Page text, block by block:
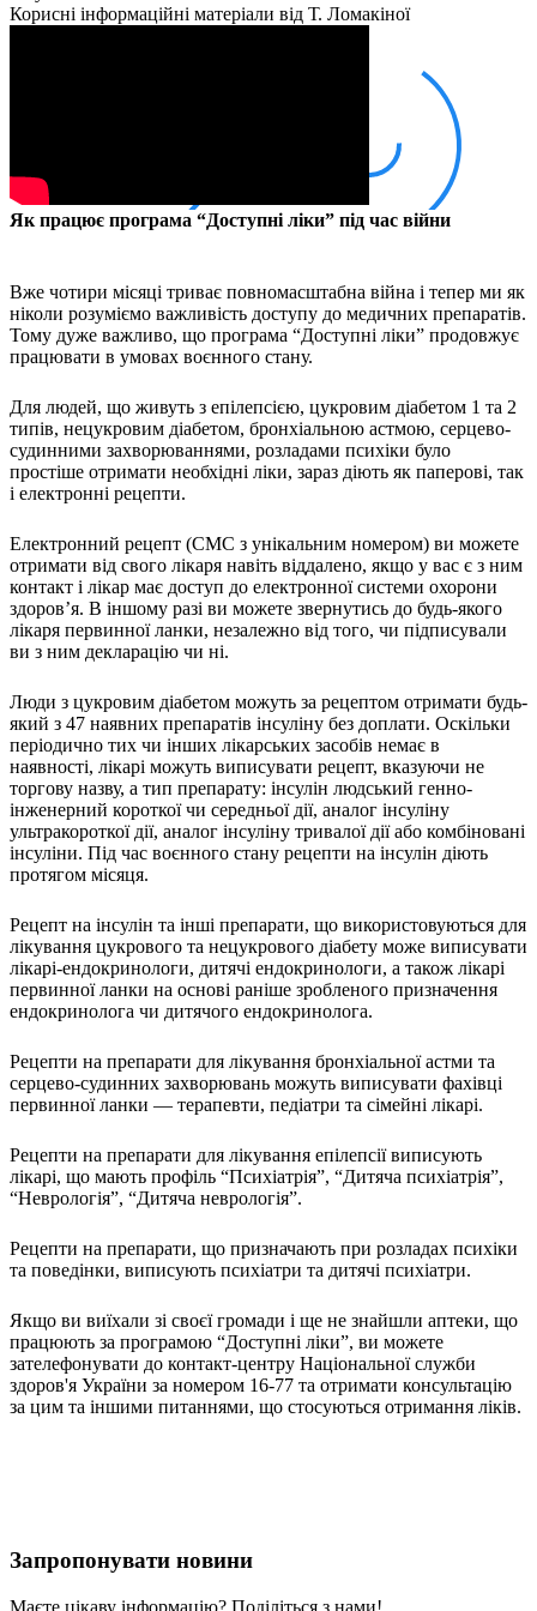
Кадрові зміни
Працевлаштування
Все про УТОГ: ваші права, послуги та підтримка:
Брифінги
Корисні інформаційні матеріали від Т. Ломакіної
Про УТОГ
Керівництво УТОГ
Громадські ради УТОГ ⩺
Всеукраїнська Рада голів обласних
Всеукраїнська Рада ветеранів УТОГ
Всеукраїнська Рада перекладачів жестової
мови УТОГ
Всеукраїнська Рада директорів УТОГ
Молодіжні лідери УТОГ
Ветерани УТОГ
Мережа УТОГ
Підприємства УТОГ
Рекорди УТОГ
Видання УТОГ
Посилання сторінок УТОГ
Контакти
Навчальні програми
Дошкільна освіта
Загальна освіта
Для абітурієнтів
Уроки
Правознавство
Я досліджую світ
Реєстр перекладачів жестової мови Українського
товариства глухих
"Сервіс УТОГ"
Атестація
Безбар'єрність для глухих
Волинська область
Дніпропетровська область
Донецька область
Житомирська область
Закарпатська область
Івано-Франківська область
Київ
Київська область
Кіровоградська область
Сумська область
Тернопільська область
Корисні інформаційні матеріали від Т. Ломакіної
Як працює програма “Доступні ліки” під час війни
Вже чотири місяці триває повномасштабна війна і тепер ми як
ніколи розуміємо важливість доступу до медичних препаратів.
Тому дуже важливо, що програма “Доступні ліки” продовжує
працювати в умовах воєнного стану.
Для людей, що живуть з епілепсією, цукровим діабетом 1 та 2
типів, нецукровим діабетом, бронхіальною астмою, серцево-
судинними захворюваннями, розладами психіки було
простіше отримати необхідні ліки, зараз діють як паперові, так
і електронні рецепти.
Електронний рецепт (СМС з унікальним номером) ви можете
отримати від свого лікаря навіть віддалено, якщо у вас є з ним
контакт і лікар має доступ до електронної системи охорони
здоров’я. В іншому разі ви можете звернутись до будь-якого
лікаря первинної ланки, незалежно від того, чи підписували
ви з ним декларацію чи ні.
Люди з цукровим діабетом можуть за рецептом отримати будь-
який з 47 наявних препаратів інсуліну без доплати. Оскільки
періодично тих чи інших лікарських засобів немає в
наявності, лікарі можуть виписувати рецепт, вказуючи не
торгову назву, а тип препарату: інсулін людський генно-
інженерний короткої чи середньої дії, аналог інсуліну
ультракороткої дії, аналог інсуліну тривалої дії або комбіновані
інсуліни. Під час воєнного стану рецепти на інсулін діють
протягом місяця.
Рецепт на інсулін та інші препарати, що використовуються для
лікування цукрового та нецукрового діабету може виписувати
лікарі-ендокринологи, дитячі ендокринологи, а також лікарі
первинної ланки на основі раніше зробленого призначення
ендокринолога чи дитячого ендокринолога.
Рецепти на препарати для лікування бронхіальної астми та
серцево-судинних захворювань можуть виписувати фахівці
первинної ланки — терапевти, педіатри та сімейні лікарі.
Рецепти на препарати для лікування епілепсії виписують
лікарі, що мають профіль “Психіатрія”, “Дитяча психіатрія”,
“Неврологія”, “Дитяча неврологія”.
Рецепти на препарати, що призначають при розладах психіки
та поведінки, виписують психіатри та дитячі психіатри.
Якщо ви виїхали зі своєї громади і ще не знайшли аптеки, що
працюють за програмою “Доступні ліки”, ви можете
зателефонувати до контакт-центру Національної служби
здоров'я України за номером 16-77 та отримати консультацію
за цим та іншими питаннями, що стосуються отримання ліків.
Запропонувати новини
Маєте цікаву інформацію? Поділіться з нами!